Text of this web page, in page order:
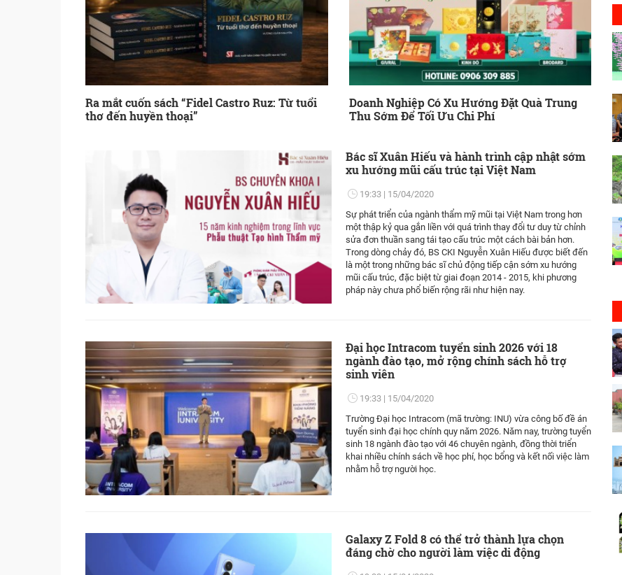
Ra mắt cuốn sách “Fidel Castro Ruz: Từ tuổi
thơ đến huyền thoại”
Doanh Nghiệp Có Xu Hướng Đặt Quà Trung
Thu Sớm Để Tối Ưu Chi Phí
Bác sĩ Xuân Hiếu và hành trình cập nhật sớm
xu hướng mũi cấu trúc tại Việt Nam
19:33
15/04/2020
Sự phát triển của ngành thẩm mỹ mũi tại Việt Nam trong hơn
một thập kỷ qua gắn liền với quá trình thay đổi tư duy từ chỉnh
sửa đơn thuần sang tái tạo cấu trúc một cách bài bản hơn.
Trong dòng chảy đó, BS CKI Nguyễn Xuân Hiếu được biết đến
là một trong những bác sĩ chủ động tiếp cận sớm xu hướng
mũi cấu trúc, đặc biệt từ giai đoạn 2014 - 2015, khi phương
pháp này chưa phổ biến rộng rãi như hiện nay.
Đại học Intracom tuyển sinh 2026 với 18
ngành đào tạo, mở rộng chính sách hỗ trợ
sinh viên
19:33
15/04/2020
Trường Đại học Intracom (mã trường: INU) vừa công bố đề án
tuyển sinh đại học chính quy năm 2026. Năm nay, trường tuyển
sinh 18 ngành đào tạo với 46 chuyên ngành, đồng thời triển
khai nhiều chính sách về học phí, học bổng và kết nối việc làm
nhằm hỗ trợ người học.
Galaxy Z Fold 8 có thể trở thành lựa chọn
đáng chờ cho người làm việc di động